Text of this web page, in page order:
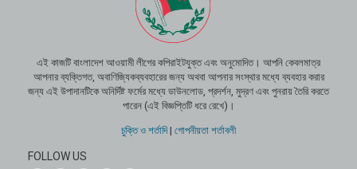
এই কাজটি বাংলাদেশ আওয়ামী লীগের কপিরাইটযুক্ত এবং অনুমোদিত। আপনি কেবলমাত্র
আপনার ব্যক্তিগত, অবাণিজ্যিকব্যবহারের জন্য অথবা আপনার সংস্থার মধ্যে ব্যবহার করার
জন্য এই উপাদানটিকে অনির্দিষ্ট ফর্মের মধ্যে ডাউনলোড, প্রদর্শন, মুদ্রণ এবং পুনরায় তৈরি করতে
পারেন (এই বিজ্ঞপ্তিটি ধরে রেখে)।
চুক্তি ও শর্তাদি| গোপনীয়তা শর্তাবলী
FOLLOW US